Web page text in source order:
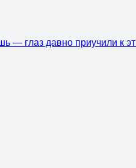
— глаз давно приучили к